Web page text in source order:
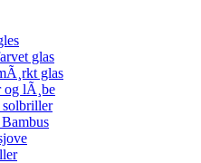
glas
glas
og lÃ¸be
solbriller